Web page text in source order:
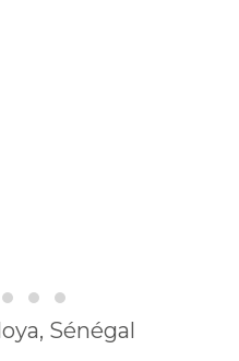
Sénégal